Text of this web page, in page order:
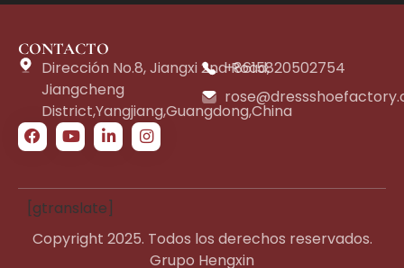
CONTACTO
Dirección No.8, Jiangxi 2nd Road,
Jiangcheng
District,Yangjiang,Guangdong,China
+8615820502754
[gtranslate]
Copyright 2025. Todos los derechos reservados.
Grupo Hengxin